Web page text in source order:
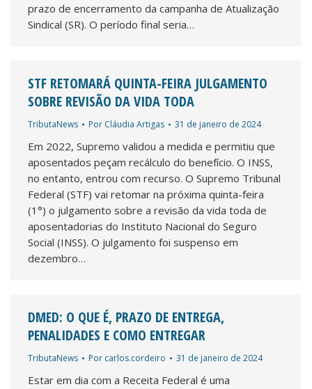
prazo de encerramento da campanha de Atualização
Sindical (SR). O período final seria…
STF RETOMARÁ QUINTA-FEIRA JULGAMENTO
SOBRE REVISÃO DA VIDA TODA
TributaNews Por Cláudia Artigas 31 de janeiro de 2024
Em 2022, Supremo validou a medida e permitiu que
aposentados peçam recálculo do benefício. O INSS,
no entanto, entrou com recurso. O Supremo Tribunal
Federal (STF) vai retomar na próxima quinta-feira
(1°) o julgamento sobre a revisão da vida toda de
aposentadorias do Instituto Nacional do Seguro
Social (INSS). O julgamento foi suspenso em
dezembro…
DMED: O QUE É, PRAZO DE ENTREGA,
PENALIDADES E COMO ENTREGAR
TributaNews Por carlos.cordeiro 31 de janeiro de 2024
Estar em dia com a Receita Federal é uma